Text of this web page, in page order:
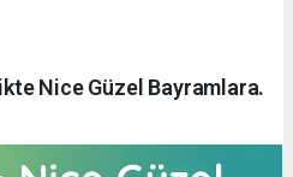
Nice Güzel Bayramlara.